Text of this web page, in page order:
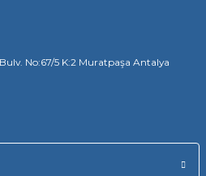
No:67/5 K:2 Muratpaşa Antalya